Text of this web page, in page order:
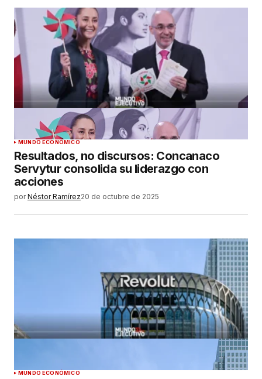
MUNDO ECONÓMICO
Resultados, no discursos: Concanaco
Servytur consolida su liderazgo con
acciones
por Néstor Ramírez20 de octubre de 2025
MUNDO ECONÓMICO